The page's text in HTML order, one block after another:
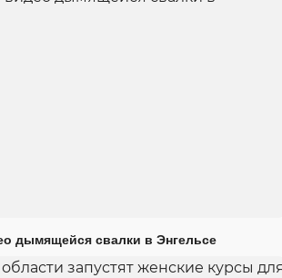
дымящейся свалки в Энгельсе